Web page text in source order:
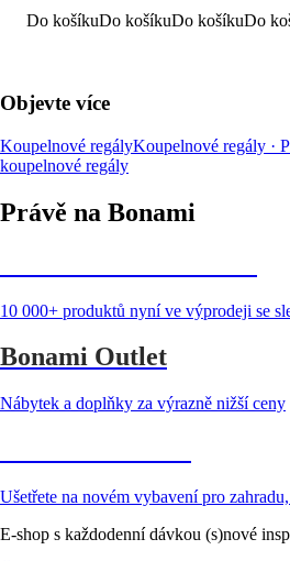
Do košíkuDo košíkuDo košíkuDo
Objevte více
Koupelnové regályKoupelnové regály ·
koupelnové regály
Právě na Bonami
10 000+ produktů nyní ve výprodeji se
Bonami Outlet
Nábytek a doplňky za výrazně nižší ceny
Ušetřete na novém vybavení pro
E-shop s každodenní dávkou (s)nové